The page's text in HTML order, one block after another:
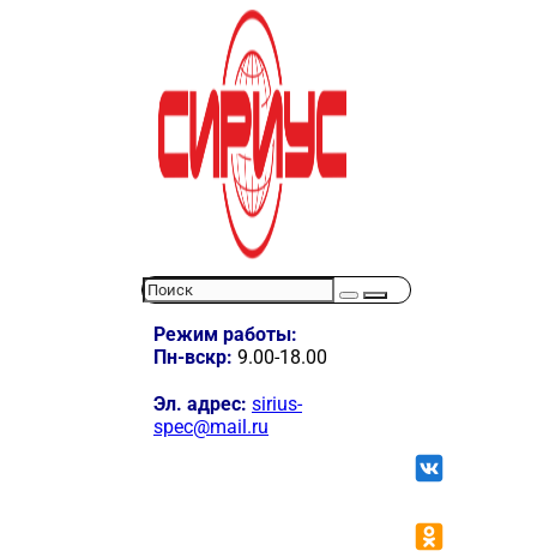
Режим работы:
Пн-вскр: 9.00-18.00
Эл. адрес: sirius-
spec@mail.ru